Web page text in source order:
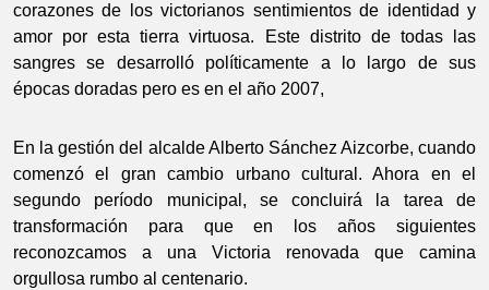
corazones de los victorianos sentimientos de identidad y
amor por esta tierra virtuosa. Este distrito de todas las
sangres se desarrolló políticamente a lo largo de sus
épocas doradas pero es en el año 2007,
En la gestión del alcalde Alberto Sánchez Aizcorbe, cuando
comenzó el gran cambio urbano cultural. Ahora en el
segundo período municipal, se concluirá la tarea de
transformación para que en los años siguientes
reconozcamos a una Victoria renovada que camina
orgullosa rumbo al centenario.